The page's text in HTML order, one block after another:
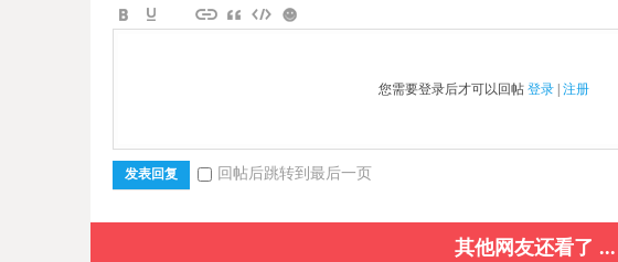
您需要登录后才可以回帖 登录 | 注册
发表回复 回帖后跳转到最后一页
其他网友还看了 ...